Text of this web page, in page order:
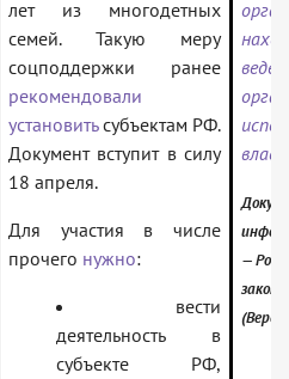
лет из многодетных
семей. Такую меру
соцподдержки ранее
рекомендовали
установитьсубъектам РФ.
Документ вступит в силу
18 апреля.
Для участия в числе
прочего нужно:
вести
деятельность в
субъекте РФ,
—